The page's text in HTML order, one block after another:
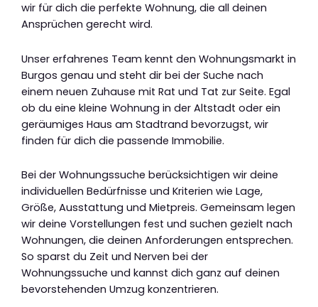
wir für dich die perfekte Wohnung, die all deinen
Ansprüchen gerecht wird.
Unser erfahrenes Team kennt den Wohnungsmarkt in
Burgos genau und steht dir bei der Suche nach
einem neuen Zuhause mit Rat und Tat zur Seite. Egal
ob du eine kleine Wohnung in der Altstadt oder ein
geräumiges Haus am Stadtrand bevorzugst, wir
finden für dich die passende Immobilie.
Bei der Wohnungssuche berücksichtigen wir deine
individuellen Bedürfnisse und Kriterien wie Lage,
Größe, Ausstattung und Mietpreis. Gemeinsam legen
wir deine Vorstellungen fest und suchen gezielt nach
Wohnungen, die deinen Anforderungen entsprechen.
So sparst du Zeit und Nerven bei der
Wohnungssuche und kannst dich ganz auf deinen
bevorstehenden Umzug konzentrieren.